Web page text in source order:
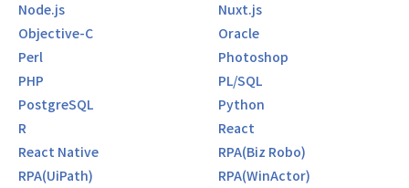
Node.js
Nuxt.js
Objective-C
Oracle
Perl
Photoshop
PHP
PL/SQL
PostgreSQL
Python
R
React
React Native
RPA(Biz Robo)
RPA(UiPath)
RPA(WinActor)